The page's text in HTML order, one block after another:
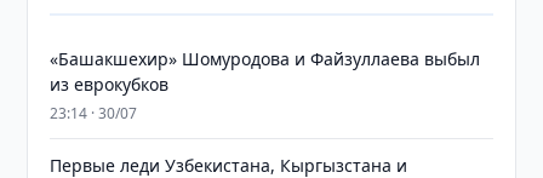
«Башакшехир» Шомуродова и Файзуллаева выбыл
из еврокубков
23:14 · 30/07
Первые леди Узбекистана, Кыргызстана и